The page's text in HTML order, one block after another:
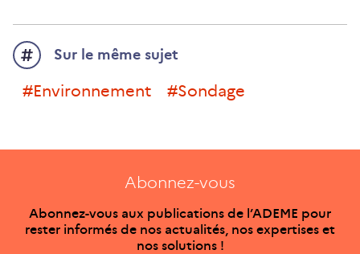
Sur le même sujet
#environnement #sondage
Abonnez-vous
Abonnez-vous aux publications de l’ADEME pour
rester informés de nos actualités, nos expertises et
nos solutions !